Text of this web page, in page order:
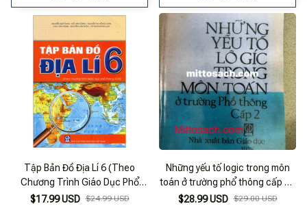
Tập Bản Đồ Địa Lí 6 (Theo
Chương Trình Giáo Dục Phổ
Thông 2018) (2022)
$17.99 USD $24.99 USD
Những yếu tố logic trong môn
toán ở trường phổ thông cấp 2 -
Hoàng Chúng
$28.99 USD $29.00 USD